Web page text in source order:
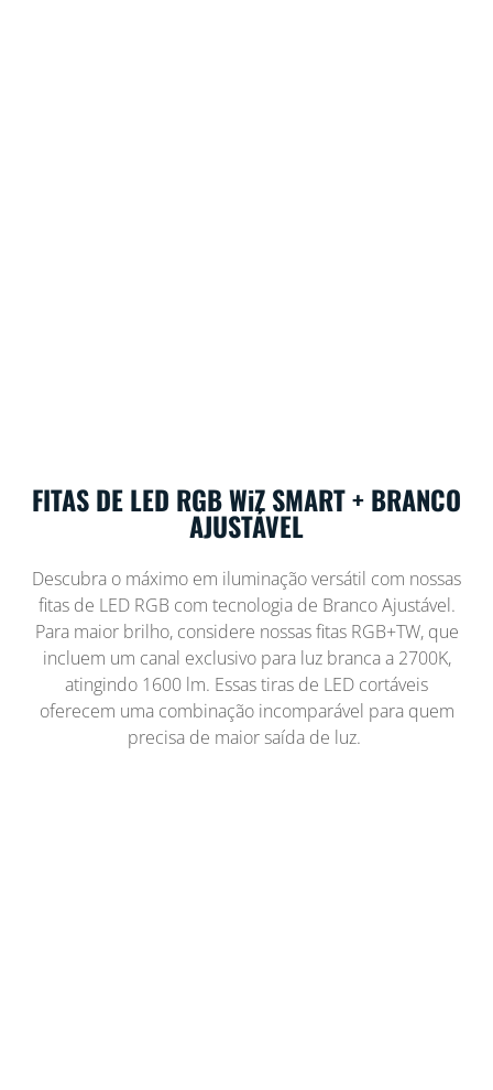
FITAS DE LED RGB WiZ SMART + BRANCO
AJUSTÁVEL
Descubra o máximo em iluminação versátil com nossas
fitas de LED RGB com tecnologia de Branco Ajustável.
Para maior brilho, considere nossas fitas RGB+TW, que
incluem um canal exclusivo para luz branca a 2700K,
atingindo 1600 lm. Essas tiras de LED cortáveis
oferecem uma combinação incomparável para quem
precisa de maior saída de luz.